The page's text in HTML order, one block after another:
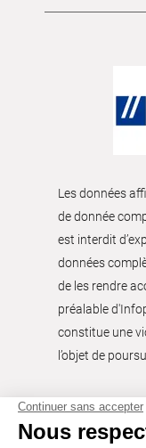
Les données
de donnée
est interdit
données
de les rendre
préalable
constitue une
l’objet de